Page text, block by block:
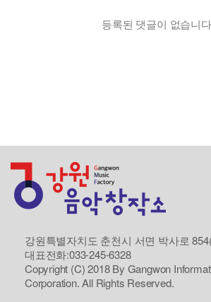
등록된 댓글이 없습니
강원특별자치도 춘천시 서면 박사로
대표전화:033-245-6328
Copyright (C) 2018 By Gangwon
Corporation. All Rights Reserved.